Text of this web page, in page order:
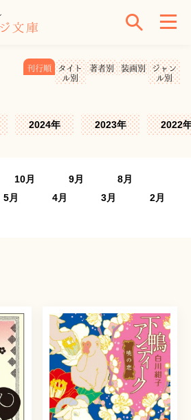
刊行順
タイト
ル別
著者別 装画別
ジャン
ル別
2024年 2023年
2022
10月 9月
8月
5月 4月 3月
2月